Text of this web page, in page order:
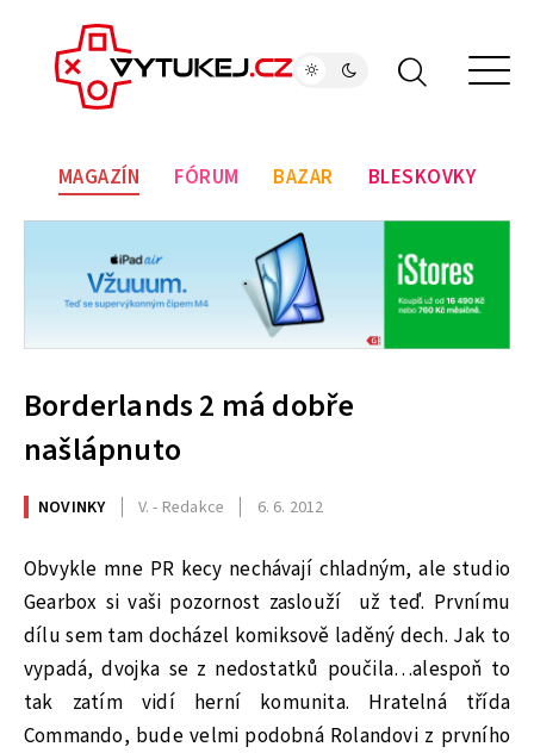
MAGAZÍN FÓRUM BAZAR BLESKOVKY
Borderlands 2 má dobře
našlápnuto
NOVINKY V. - Redakce 6. 6. 2012
Obvykle mne PR kecy nechávají chladným, ale studio
Gearbox si vaši pozornost zaslouží už teď. Prvnímu
dílu sem tam docházel komiksově laděný dech. Jak to
vypadá, dvojka se z nedostatků poučila…alespoň to
tak zatím vidí herní komunita. Hratelná třída
Commando, bude velmi podobná Rolandovi z prvního